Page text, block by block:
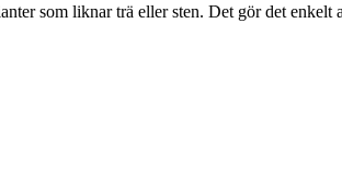
som liknar trä eller sten. Det gör det enkelt